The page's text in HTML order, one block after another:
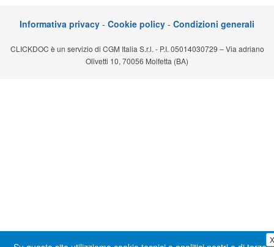
X
Informativa privacy - Cookie policy - Condizioni generali
CLICKDOC è un servizio di CGM Italia S.r.l. - P.I. 05014030729 – Via adriano
Olivetti 10, 70056 Molfetta (BA)